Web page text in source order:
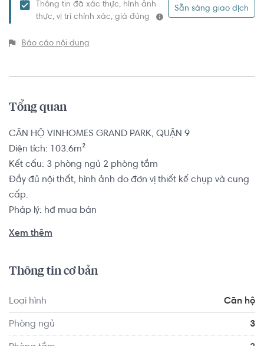
Thông tin đã xác thực, hình ảnh
thực, vị trí chính xác, giá đúng
Sẵn sàng giao dịch
Báo cáo nội dung
Tổng quan
CĂN HỘ VINHOMES GRAND PARK, QUẬN 9
Diện tích: 103.6m²
Kết cấu: 3 phòng ngủ 2 phòng tắm
Đầy đủ nội thất, hình ảnh do đơn vị thiết kế chụp và cung
cấp.
Pháp lý: hđ mua bán
Tiện ích đặc thù tại Vinhomes Grand Park:
B2).
- Hồ bơi ngoài trời và cây xanh ở các cụm căn hộ, phòng
Xem thêm
Thông tin cơ bản
Loại hình Căn hộ
Phòng ngủ 3